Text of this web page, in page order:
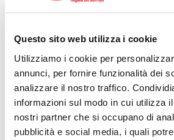
Questo sito web utilizza i cookie
Utilizziamo i cookie per
annunci, per fornire funzionalità dei
analizzare il nostro traffico.
informazioni sul modo in cui utilizza
nostri partner che si occupano di
pubblicità e social media, i quali